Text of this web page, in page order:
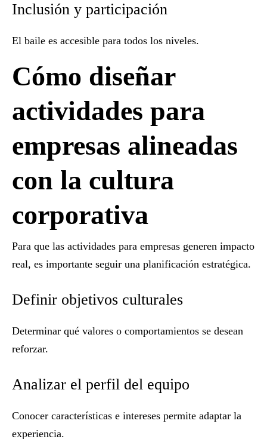
Inclusión y participación
El baile es accesible para todos los niveles.
Cómo diseñar
actividades para
empresas alineadas
con la cultura
corporativa
Para que las actividades para empresas generen impacto
real, es importante seguir una planificación estratégica.
Definir objetivos culturales
Determinar qué valores o comportamientos se desean
reforzar.
Analizar el perfil del equipo
Conocer características e intereses permite adaptar la
experiencia.